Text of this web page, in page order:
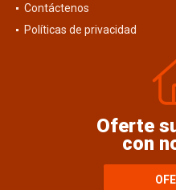
Contáctenos
Políticas de privacidad
Oferte
con